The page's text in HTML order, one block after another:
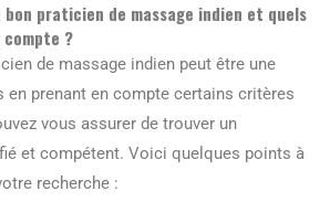
bon praticien de massage indien et quels
?
de massage indien peut être une
en prenant en compte certains critères
vous assurer de trouver un
et compétent. Voici quelques points à
recherche :